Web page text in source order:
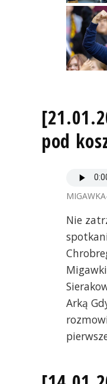
pod
Nie
Arką